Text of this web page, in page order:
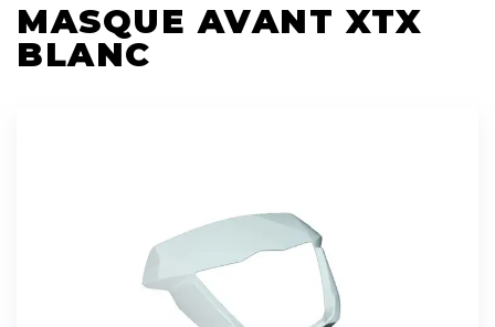
MASQUE AVANT XTX
BLANC